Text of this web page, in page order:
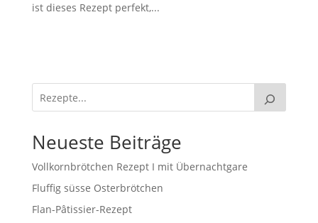
ist dieses Rezept perfekt,...
Neueste Beiträge
Vollkornbrötchen Rezept I mit Übernachtgare
Fluffig süsse Osterbrötchen
Flan-Pâtissier-Rezept